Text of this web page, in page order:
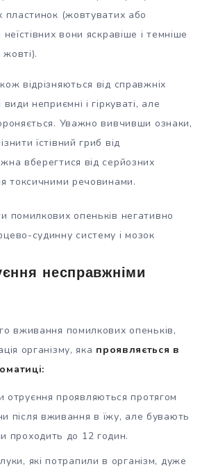
пластинок (жовтуватих або
вони яскравіше і темніше
жовті).
відрізняються від справжніх
неприємні і гіркуваті, але
Уважно вивчивши ознаки,
їстівний гриб від
вберегтися від серйозних
токсичними речовинами.
помилкових опеньків негативно
судинну систему і мозок
несправжніми
вживання помилкових опеньків,
організму, яка проявляється в
отруєння проявляються протягом
після вживання в їжу, але бувають
проходить до 12 годин.
які потрапили в організм, дуже